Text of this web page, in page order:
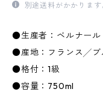
別途送料がかかります
●生産者：ベルナール
●産地：フランス╱ブ
●格付：1級
●容量：750ml